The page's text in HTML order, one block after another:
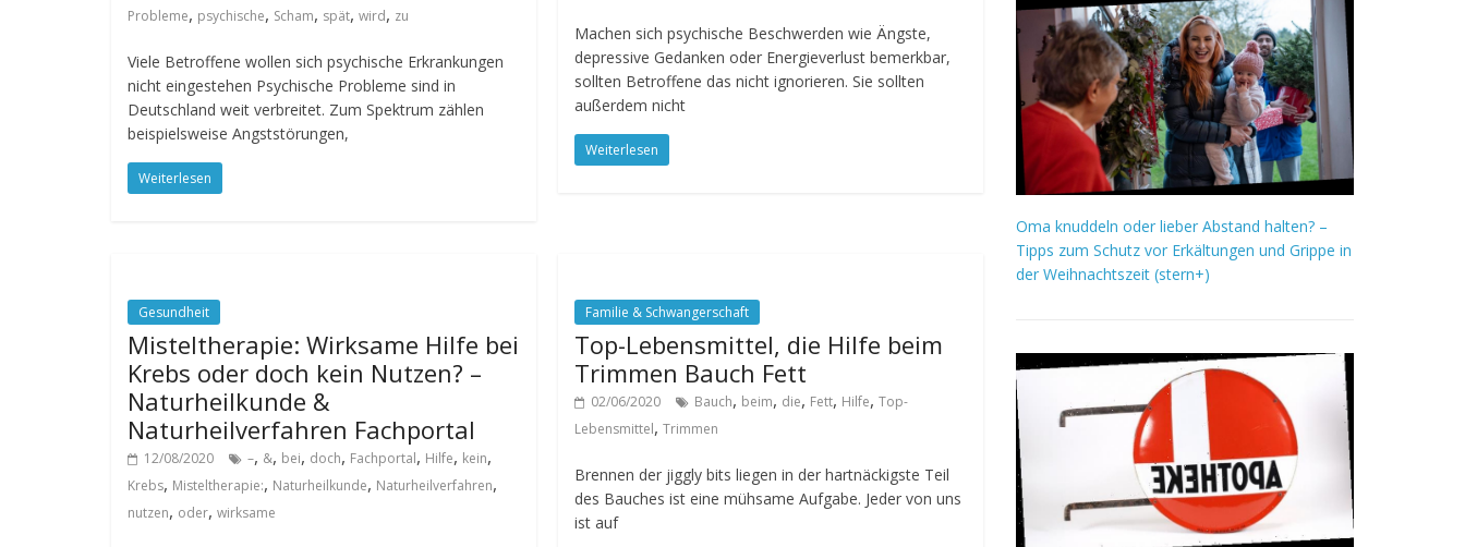
Probleme, psychische, Scham, spät, wird, zu
Viele Betroffene wollen sich psychische Erkrankungen
nicht eingestehen Psychische Probleme sind in
Deutschland weit verbreitet. Zum Spektrum zählen
beispielsweise Angststörungen,
Weiterlesen
Machen sich psychische Beschwerden wie Ängste,
depressive Gedanken oder Energieverlust bemerkbar,
sollten Betroffene das nicht ignorieren. Sie sollten
außerdem nicht
Weiterlesen
Gesundheit
Misteltherapie: Wirksame Hilfe bei
Krebs oder doch kein Nutzen? –
Naturheilkunde &
Naturheilverfahren Fachportal
12/08/2020 –, &, bei, doch, Fachportal, Hilfe, kein,
Krebs, Misteltherapie:, Naturheilkunde, Naturheilverfahren,
nutzen, oder, wirksame
Familie & Schwangerschaft
Top-Lebensmittel, die Hilfe beim
Trimmen Bauch Fett
02/06/2020 Bauch, beim, die, Fett, Hilfe,Top-
Lebensmittel,Trimmen
Brennen der jiggly bits liegen in der hartnäckigste Teil
des Bauches ist eine mühsame Aufgabe. Jeder von uns
ist auf
Oma knuddeln oder lieber Abstand halten? –
Tipps zum Schutz vor Erkältungen und Grippe in
der Weihnachtszeit (stern+)